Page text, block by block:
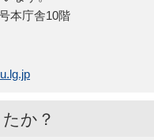
本庁舎10階
か？